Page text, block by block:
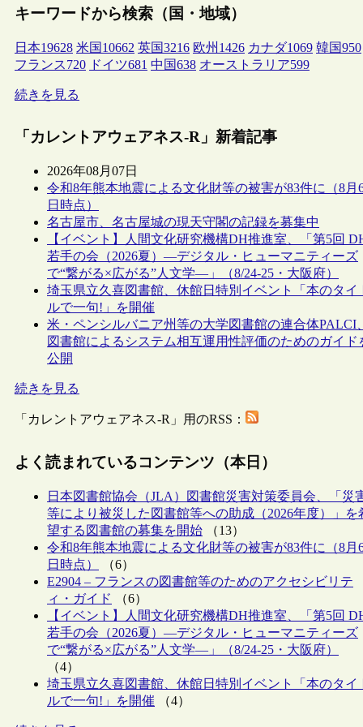
キーワードから検索（国・地域）
日本19628 米国 10662 英国3216 欧州 1426 カナダ1069 韓国950
フランス720 ドイツ681 中国638 オーストラリア599
続きを見る
「カレントアウェアネス-R」新着記事
2026年08月07日
令和8年熊本地震による文化財等の被害が83件に（8月
日時点）
名古屋市、名古屋城の現天守閣の記録を募集中
【イベント】人間文化研究機構DH推進室、「第5回
若手の会（2026夏）―デジタル・ヒューマニティーズ
で“繋がる×広がる”人文学―」（8/24-25・大阪府）
埼玉県立久喜図書館、休館日特別イベント「本のタイ
ルで一句!」を開催
米・ペンシルバニア州等の大学図書館の連合体PALCI、
図書館によるシステム相互運用性評価のためのガイド
公開
続きを見る
「カレントアウェアネス-R」用のRSS：
よく読まれているコンテンツ（本日）
日本図書館協会（JLA）図書館災害対策委員会、「災
等により被災した図書館等への助成（2026年度）」を
望する図書館の募集を開始 （13）
令和8年熊本地震による文化財等の被害が83件に（8月
日時点）
（6）
E2904 – フランスの図書館等のためのアクセシビリテ
ィ・ガイド
（6）
【イベント】人間文化研究機構DH推進室、「第5回
若手の会（2026夏）―デジタル・ヒューマニティーズ
で“繋がる×広がる”人文学―」（8/24-25・大阪府）
（4）
埼玉県立久喜図書館、休館日特別イベント「本のタイ
ルで一句!」を開催 （4）